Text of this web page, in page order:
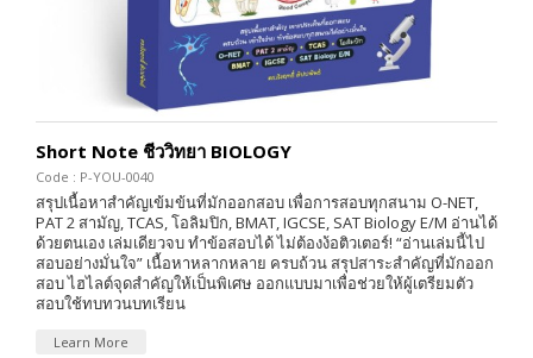
Short Note ชีววิทยา BIOLOGY
Code : P-YOU-0040
สรุปเนื้อหาสำคัญเข้มข้นที่มักออกสอบ เพื่อการสอบทุกสนาม O-NET,
PAT 2 สามัญ, TCAS, โอลิมปิก, BMAT, IGCSE, SAT Biology E/M อ่านได้
ด้วยตนเอง เล่มเดียวจบ ทำข้อสอบได้ ไม่ต้องง้อติวเตอร์! “อ่านเล่มนี้ไป
สอบอย่างมั่นใจ” เนื้อหาหลากหลาย ครบถ้วน สรุปสาระสำคัญที่มักออก
สอบ ไฮไลต์จุดสำคัญให้เป็นพิเศษ ออกแบบมาเพื่อช่วยให้ผู้เตรียมตัว
สอบใช้ทบทวนบทเรียน
Learn More